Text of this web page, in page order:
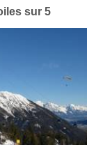
sur 5